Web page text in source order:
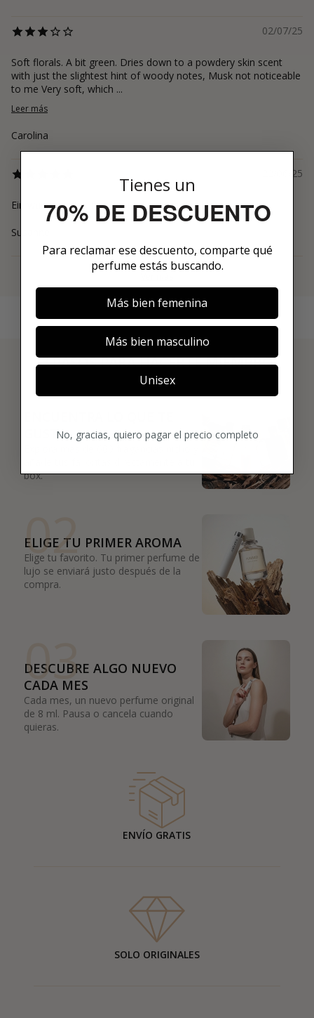
02/07/25
Soft florals. A bit green. Dries down to a powdery skin scent
with just the slightest hint of woody notes, Musk not noticeable
to me Very soft, which ...
Leer más
Carolina
22/06/25
Ein wundervoller, frischer und nicht zu flüchtiger Teeduft.
Susanne
3 PASOS PARA HACERTE MIEMBRO
01
GUSTA
box.
02
ELIGE TU PRIMER AROMA
Elige tu favorito. Tu primer perfume de
lujo se enviará justo después de la
compra.
03
DESCUBRE ALGO NUEVO
CADA MES
Cada mes, un nuevo perfume original
de 8 ml. Pausa o cancela cuando
quieras.
ENVÍO GRATIS
SOLO ORIGINALES
Tienes un
70% DE DESCUENTO
Para reclamar ese descuento, comparte qué
perfume estás buscando.
Más bien femenina
Más bien masculino
Unisex
No, gracias, quiero pagar el precio completo